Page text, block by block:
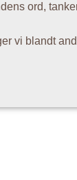
ord,
vi blandt